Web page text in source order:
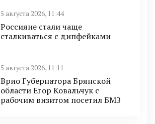
5 августа 2026, 11:44
Россияне стали чаще
сталкиваться с дипфейками
5 августа 2026, 11:11
Врио Губернатора Брянской
области Егор Ковальчук с
рабочим визитом посетил БМЗ